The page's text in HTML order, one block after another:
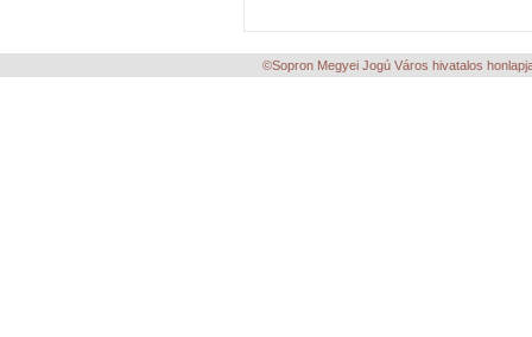
©Sopron Megyei Jogú Város hivatalos